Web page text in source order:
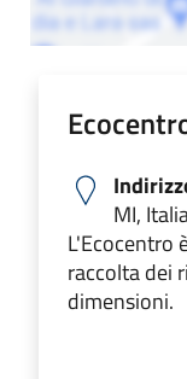
MI,
L'Ecocentro
raccolta dei
dimensioni.